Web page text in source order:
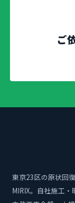
ご
東京23区の原状回
MIRIX。自社施工・